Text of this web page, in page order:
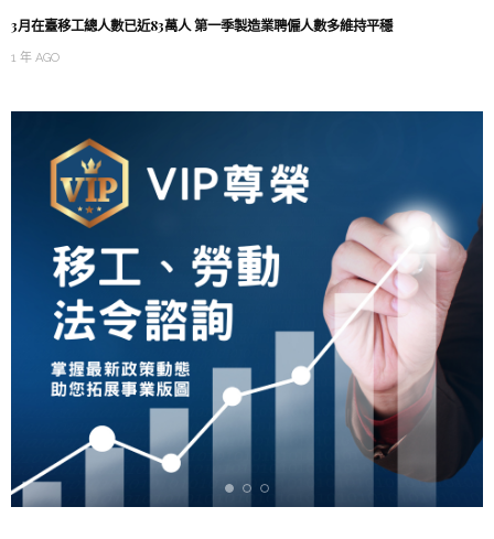
3月在臺移工總人數已近83萬人 第一季製造業聘僱人數多維持平穩
1 年 AGO